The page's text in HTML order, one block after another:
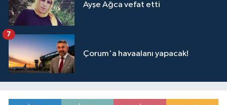
Ayşe Ağca vefat etti
Çorum'a havaalanı yapacak!
7